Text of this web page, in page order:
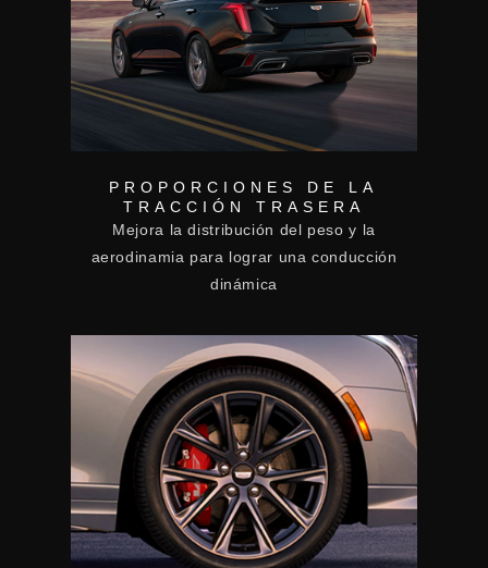
PROPORCIONES DE LA
TRACCIÓN TRASERA
Mejora la distribución del peso y la
aerodinamia para lograr una conducción
dinámica